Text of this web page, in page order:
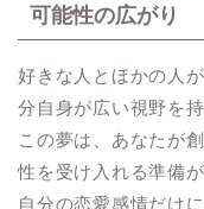
可能性の広がり
好きな人とほかの人
分自身が広い視野を
この夢は、あなたが
性を受け入れる準備
自分の恋愛感情だけ